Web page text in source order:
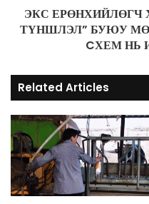
ЭКС ЕРӨНХИЙЛӨГЧ
ТҮНШЛЭЛ” БУЮУ
CХЕМ НЬ
Related Articles